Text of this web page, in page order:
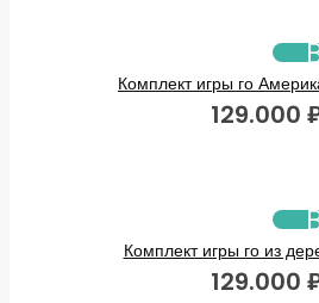
Комплект игры го
129.000
Комплект игры го из
129.000